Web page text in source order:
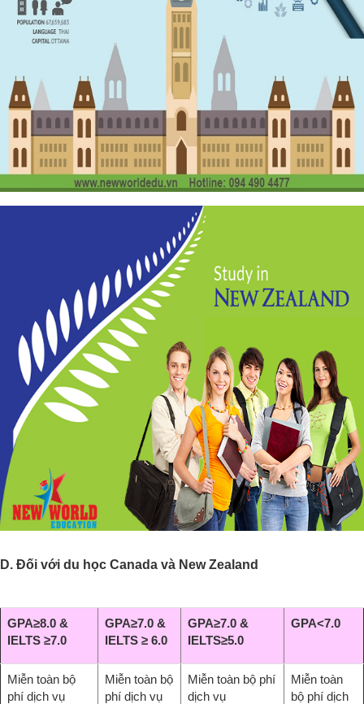
D. Đối với du học Canada và New Zealand
GPA≥8.0 &
IELTS ≥7.0
GPA≥7.0 &
IELTS ≥ 6.0
GPA≥7.0 &
IELTS≥5.0
GPA<7.0
Miễn toàn bộ
phí dịch vụ
Miễn toàn bộ
phí dịch vụ
Miễn toàn bộ phí
dịch vụ
Miễn toàn
bộ phí dịch